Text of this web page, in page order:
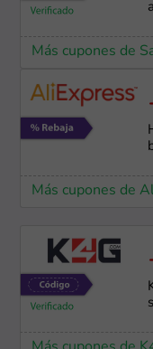
Más cupones de
Más cupones de